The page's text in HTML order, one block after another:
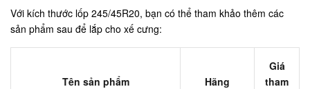
Với kích thước lốp 245/45R20, bạn có thể tham khảo thêm các
sản phẩm sau để lắp cho xế cưng:
Tên sản phẩm Hãng
Giá
tham